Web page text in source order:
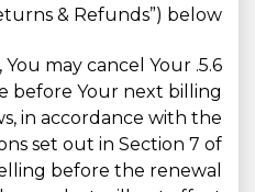
& Refunds”) below.
You may cancel Your
before Your next billing
in accordance with the
set out in Section 7 of
before the renewal